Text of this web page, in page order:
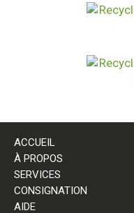
ACCUEIL
À PROPOS
SERVICES
CONSIGNATION
AIDE